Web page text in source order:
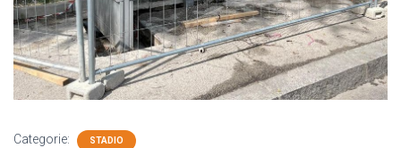
Categorie: STADIO